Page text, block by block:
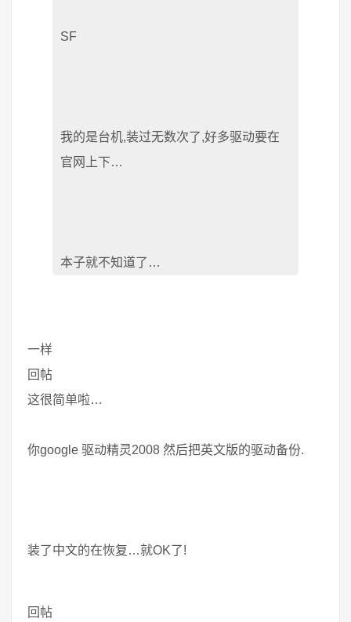
SF
我的是台机,装过无数次了,好多驱动要在
官网上下…
本子就不知道了…
一样
回帖
这很简单啦…
你google 驱动精灵2008 然后把英文版的驱动备份.
装了中文的在恢复…就OK了!
回帖